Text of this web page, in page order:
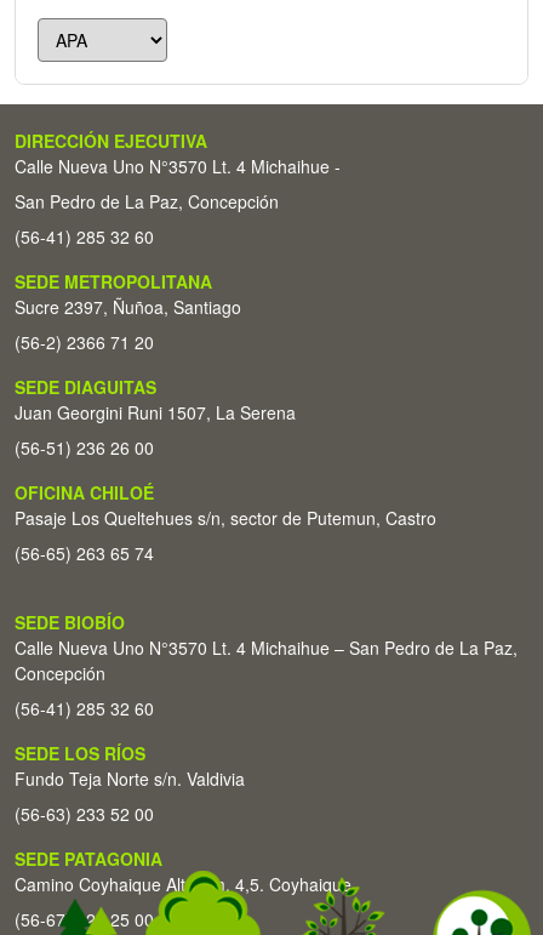
DIRECCIÓN EJECUTIVA
Calle Nueva Uno N°3570 Lt. 4 Michaihue -
San Pedro de La Paz, Concepción
(56-41) 285 32 60
SEDE METROPOLITANA
Sucre 2397, Ñuñoa, Santiago
(56-2) 2366 71 20
SEDE DIAGUITAS
Juan Georgini Runi 1507, La Serena
(56-51) 236 26 00
OFICINA CHILOÉ
Pasaje Los Queltehues s/n, sector de Putemun, Castro
(56-65) 263 65 74
SEDE BIOBÍO
Calle Nueva Uno N°3570 Lt. 4 Michaihue – San Pedro de La Paz,
Concepción
(56-41) 285 32 60
SEDE LOS RÍOS
Fundo Teja Norte s/n. Valdivia
(56-63) 233 52 00
SEDE PATAGONIA
Camino Coyhaique Alto Km. 4,5. Coyhaique
(56-67) 226 25 00